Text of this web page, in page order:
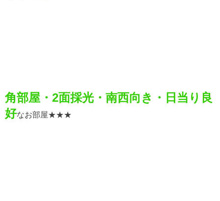
角部屋・2面採光・南西向き・日当り良
好なお部屋★★★